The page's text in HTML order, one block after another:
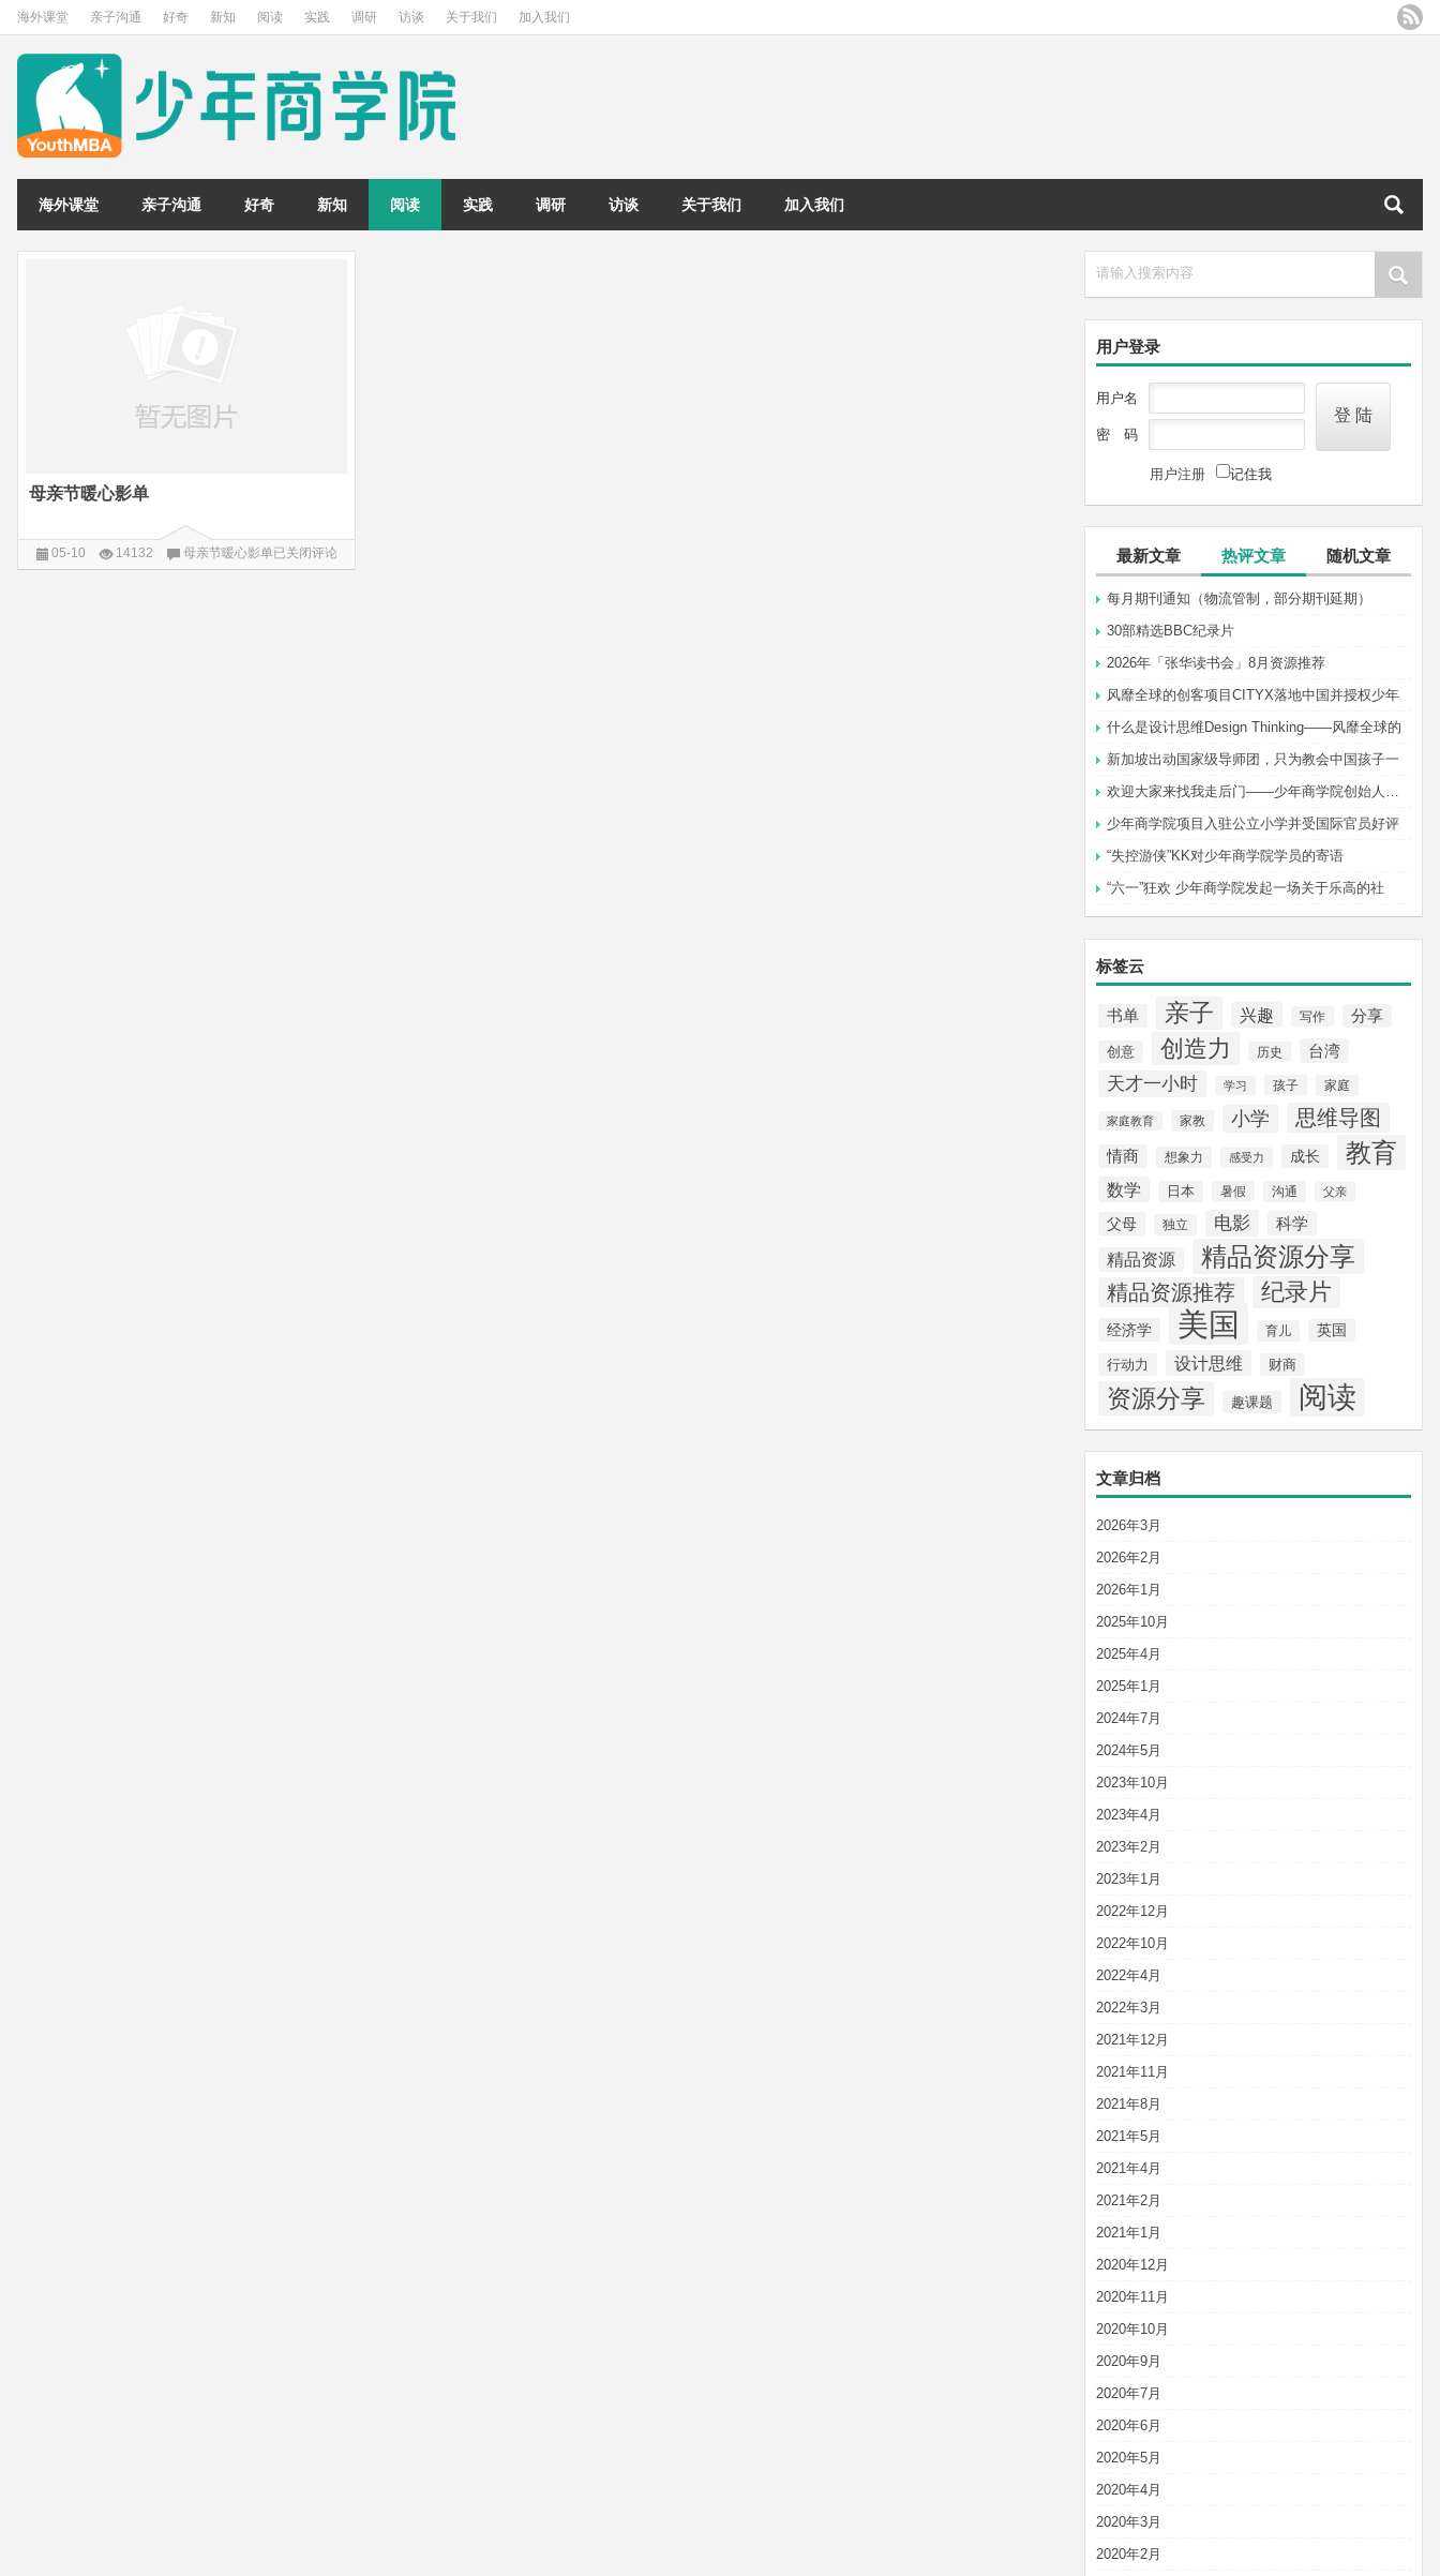
海外课堂 亲子沟通 好奇 新知 阅读 实践 调研 访谈 关于我们 加入我们
海外课堂 亲子沟通 好奇 新知 阅读 实践 调研 访谈 关于我们 加入我们
请输入搜索内容
用户登录
用户名
密 码
用户注册 记住我
最新文章 热评文章 随机文章
每月期刊通知（物流管制，部分期刊延期）
30部精选BBC纪录片
2026年「张华读书会」8月资源推荐
风靡全球的创客项目CITYX落地中国并授权少年
什么是设计思维Design Thinking——风靡全球的
新加坡出动国家级导师团，只为教会中国孩子一
欢迎大家来找我走后门——少年商学院创始人张华
少年商学院项目入驻公立小学并受国际官员好评
“失控游侠”KK对少年商学院学员的寄语
“六一”狂欢 少年商学院发起一场关于乐高的社
标签云
书单 亲子 兴趣 写作 分享
创意 创造力 历史 台湾
天才一小时 学习 孩子 家庭
家庭教育 家教 小学 思维导图
情商 想象力 感受力 成长 教育
数学 日本 暑假 沟通 父亲
父母 独立 电影
科学
精品资源
精品资源分享
精品资源推荐 纪录片
经济学 美国 育儿 英国
行动力 设计思维 财商
资源分享 趣课题 阅读
文章归档
2026年3月
2026年2月
2026年1月
2025年10月
2025年4月
2025年1月
2024年7月
2024年5月
2023年10月
2023年4月
2023年2月
2023年1月
2022年12月
2022年10月
2022年4月
2022年3月
2021年12月
2021年11月
2021年8月
2021年5月
2021年4月
2021年2月
2021年1月
2020年12月
2020年11月
2020年10月
2020年9月
2020年7月
2020年6月
2020年5月
2020年4月
2020年3月
2020年2月
母亲节暖心影单
05-10 14132 母亲节暖心影单已关闭评论